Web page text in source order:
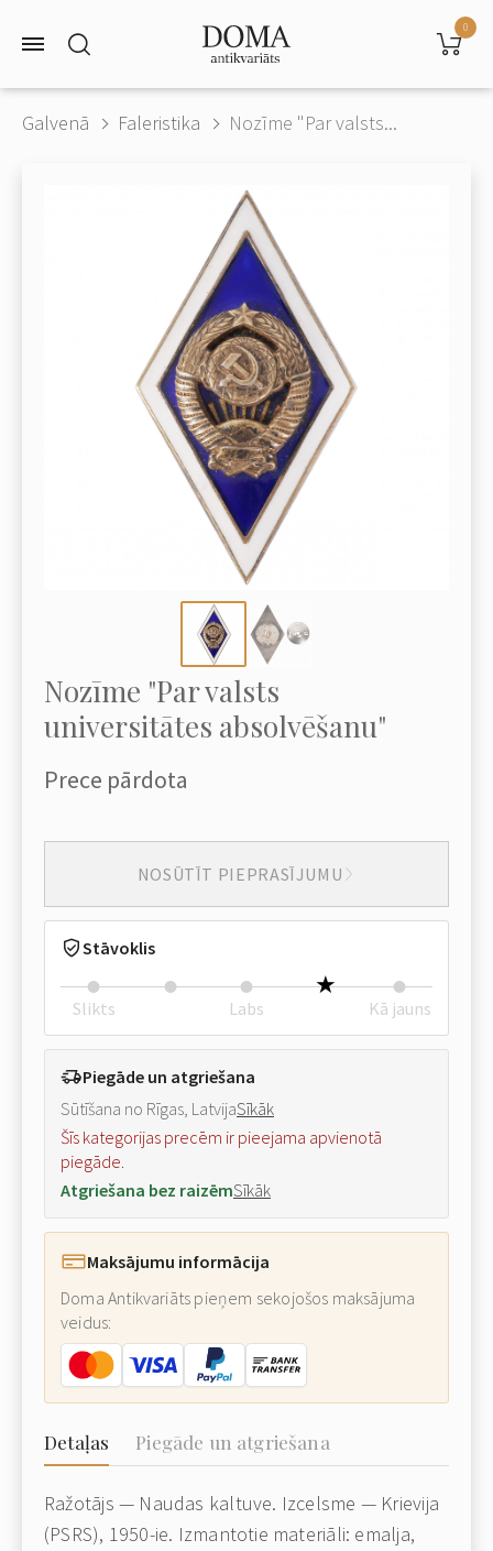
0
Galvenā Faleristika Nozīme "Par valsts...
Nozīme "Par valsts
universitātes absolvēšanu"
Prece pārdota
NOSŪTĪT PIEPRASĪJUMU
Stāvoklis
Slikts Labs Kā jauns
Piegāde un atgriešana
Sūtīšana no Rīgas, LatvijaSīkāk
Šīs kategorijas precēm ir pieejama apvienotā
piegāde.
Atgriešana bez raizēmSīkāk
Maksājumu informācija
Doma Antikvariāts pieņem sekojošos maksājuma
veidus:
Detaļas Piegāde un atgriešana
Ražotājs — Naudas kaltuve. Izcelsme — Krievija
(PSRS), 1950-ie. Izmantotie materiāli: emalja,